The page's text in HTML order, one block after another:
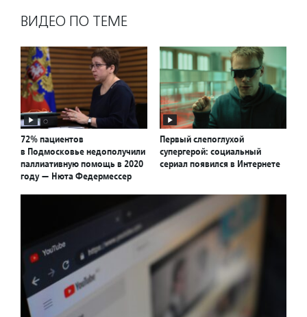
ВИДЕО ПО ТЕМЕ
72% пациентов
в Подмосковье недополучили
паллиативную помощь в 2020
году — Нюта Федермессер
Первый слепоглухой
супергерой: социальный
сериал появился в Интернете